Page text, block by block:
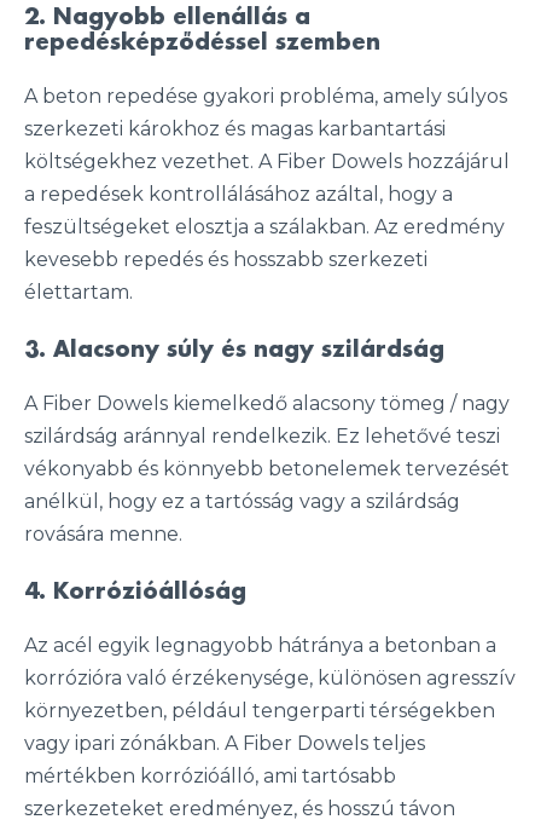
2. Nagyobb ellenállás a
repedésképződéssel szemben
A beton repedése gyakori probléma, amely súlyos
szerkezeti károkhoz és magas karbantartási
költségekhez vezethet. A Fiber Dowels hozzájárul
a repedések kontrollálásához azáltal, hogy a
feszültségeket elosztja a szálakban. Az eredmény
kevesebb repedés és hosszabb szerkezeti
élettartam.
3. Alacsony súly és nagy szilárdság
A Fiber Dowels kiemelkedő alacsony tömeg / nagy
szilárdság aránnyal rendelkezik. Ez lehetővé teszi
vékonyabb és könnyebb betonelemek tervezését
anélkül, hogy ez a tartósság vagy a szilárdság
rovására menne.
4. Korrózióállóság
Az acél egyik legnagyobb hátránya a betonban a
korrózióra való érzékenysége, különösen agresszív
környezetben, például tengerparti térségekben
vagy ipari zónákban. A Fiber Dowels teljes
mértékben korrózióálló, ami tartósabb
szerkezeteket eredményez, és hosszú távon